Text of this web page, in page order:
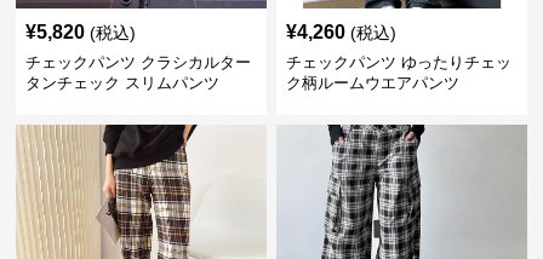
¥5,820 (税込)
チェックパンツ クラシカルター
タンチェック スリムパンツ
¥4,260 (税込)
チェックパンツ ゆったりチェッ
ク柄ルームウエアパンツ